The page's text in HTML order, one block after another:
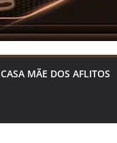
CASA MÃE DOS AFLITOS